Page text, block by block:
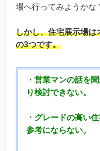
場へ行ってみようかな
しかし、住宅展示場は
の3つです。
・営業マンの話を
り検討できない。
・グレードの高い
参考にならない。